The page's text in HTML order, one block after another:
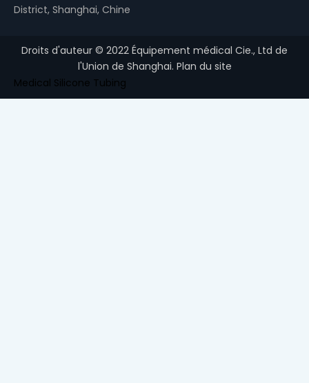
District, Shanghai, Chine
Droits d'auteur © 2022 Équipement médical Cie., Ltd de
l'Union de Shanghai. Plan du site
Medical Silicone Tubing